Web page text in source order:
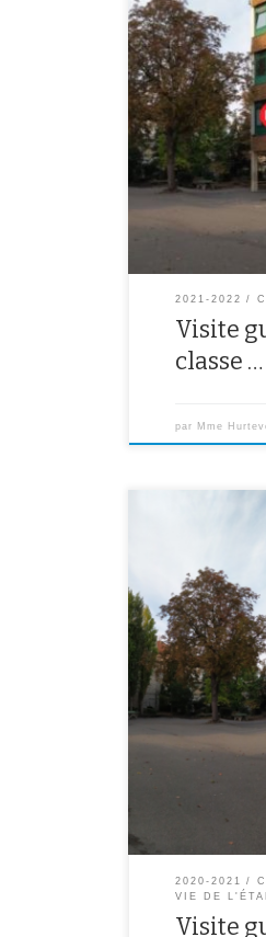
Rendez-vous sur
https://
2021-2022
Visite
classe …
par Mme
Les élèves de la
collège à travers
Pour suivre cette
https://
2020-2021
VIE DE
Visite